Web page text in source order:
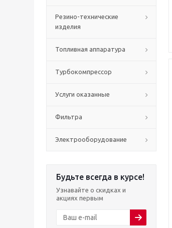
Резино-технические
изделия
Топливная аппаратура
Турбокомпрессор
Услуги оказанные
Фильтра
Электрооборудование
Будьте всегда в курсе!
Узнавайте о скидках и
акциях первым